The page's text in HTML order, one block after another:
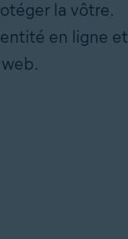
la vôtre.
en ligne et